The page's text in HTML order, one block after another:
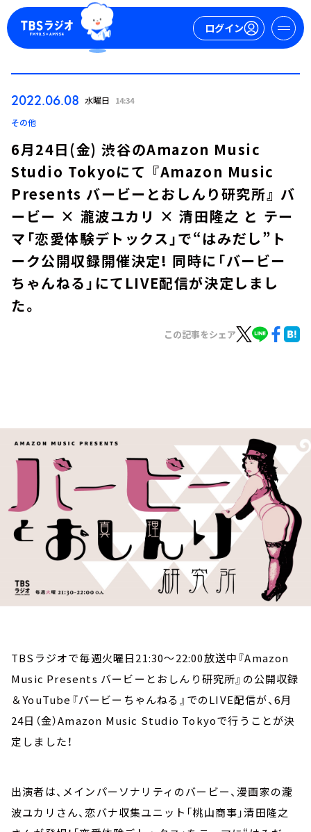
ログイン
今日の番組表
週間番組表
トピックス
2022.06.08 水曜日 14:34
その他
6月24日(金) 渋谷のAmazon Music
Studio Tokyoにて 『Amazon Music
Presents バービーとおしんり研究所』 バ
ービー × 瀧波ユカリ × 清田隆之 と テー
マ「恋愛体験デトックス」で“はみだし”ト
ーク公開収録開催決定! 同時に「バービー
ちゃんねる」にてLIVE配信が決定しまし
た。
この記事をシェア
TBSラジオで毎週火曜日21:30～22:00放送中『Amazon
Music Presents バービーとおしんり研究所』の公開収録
＆YouTube『バービーちゃんねる』でのLIVE配信が、6月
24日（金）Amazon Music Studio Tokyoで行うことが決
定しました！
出演者は、メインパーソナリティのバービー、漫画家の瀧
波ユカリさん、恋バナ収集ユニット「桃山商事」清田隆之